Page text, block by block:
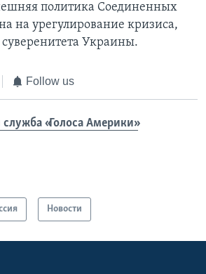
политика Соединенных
на урегулирование кризиса,
суверенитета Украины.
Follow us
служба «Голоса Америки»
Новости